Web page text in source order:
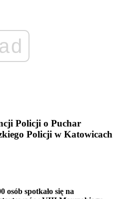
ad
Policji o Puchar
Policji w Katowicach
osób spotkało się na